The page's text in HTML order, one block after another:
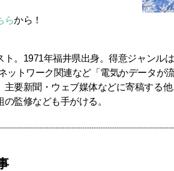
らから！
ト。1971年福井県出身。得意ジャンル
ットワーク関連など「電気かデータが
主要新聞・ウェブ媒体などに寄稿する
監修なども手がける。